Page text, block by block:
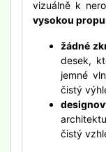
vizuálně k
vysokou
žádné
desek,
jemné
čistý
čistý